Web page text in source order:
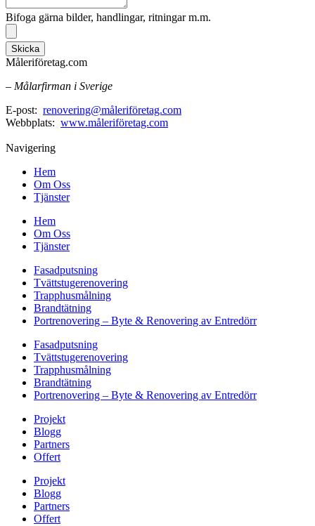
Bifoga gärna bilder, handlingar, ritningar m.m.
Skicka
Måleriföretag.com
– Målarfirman i Sverige
E-post: renovering@måleriföretag.com
Webbplats: www.måleriföretag.com
Navigering
Hem
Om Oss
Tjänster
Hem
Om Oss
Tjänster
Fasadputsning
Tvättstugerenovering
Trapphusmålning
Brandtätning
Portrenovering – Byte & Renovering av Entredörr
Fasadputsning
Tvättstugerenovering
Trapphusmålning
Brandtätning
Portrenovering – Byte & Renovering av Entredörr
Projekt
Blogg
Partners
Offert
Projekt
Blogg
Partners
Offert